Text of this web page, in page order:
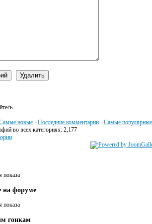
новые - Последние комментарии - Самые популярные
во всех категориях: 2,177
показа
на форуме
показа
гонкам